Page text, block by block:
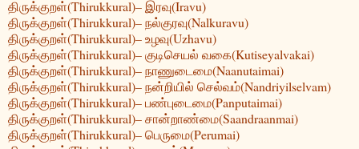
திருக்குறள்(Thirukkural)– இரவு(Iravu)
திருக்குறள்(Thirukkural)– நல்குரவு(Nalkuravu)
திருக்குறள்(Thirukkural)– உழவு(Uzhavu)
திருக்குறள்(Thirukkural)– குடிசெயல் வகை(Kutiseyalvakai)
திருக்குறள்(Thirukkural)– நாணுடைமை(Naanutaimai)
திருக்குறள்(Thirukkural)– நன்றியில் செல்வம்(Nandriyilselvam)
திருக்குறள்(Thirukkural)– பண்புடைமை(Panputaimai)
திருக்குறள்(Thirukkural)– சான்றாண்மை(Saandraanmai)
திருக்குறள்(Thirukkural)– பெருமை(Perumai)